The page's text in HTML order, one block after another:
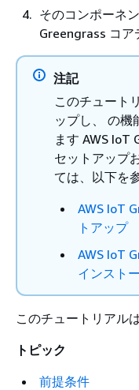
そのコンポーネ
Greengrass コア
注記
このチュート
ップし、 の機
ます AWS IoT
セットアップ
ては、以下を
AWS IoT
トアップ
AWS IoT
インスト
このチュートリアル
トピック
前提条件